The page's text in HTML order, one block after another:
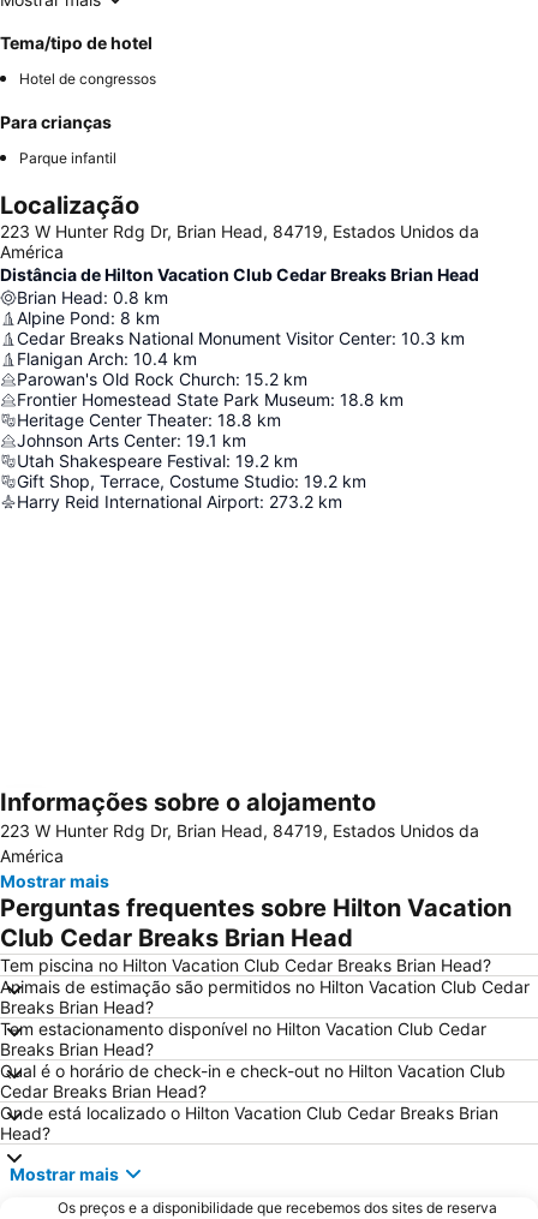
Tema/tipo de hotel
Hotel de congressos
Para crianças
Parque infantil
Localização
223 W Hunter Rdg Dr, Brian Head, 84719, Estados Unidos da
América
Distância de Hilton Vacation Club Cedar Breaks Brian Head
Brian Head: 0.8 km
Alpine Pond: 8 km
Cedar Breaks National Monument Visitor Center: 10.3 km
Flanigan Arch: 10.4 km
Parowan's Old Rock Church: 15.2 km
Frontier Homestead State Park Museum: 18.8 km
Heritage Center Theater: 18.8 km
Johnson Arts Center: 19.1 km
Utah Shakespeare Festival: 19.2 km
Gift Shop, Terrace, Costume Studio: 19.2 km
Harry Reid International Airport: 273.2 km
Ampliar mapa
Informações sobre o alojamento
223 W Hunter Rdg Dr, Brian Head, 84719, Estados Unidos da
América
Mostrar mais
Perguntas frequentes sobre Hilton Vacation
Club Cedar Breaks Brian Head
Tem piscina no Hilton Vacation Club Cedar Breaks Brian Head?
Animais de estimação são permitidos no Hilton Vacation Club Cedar
Breaks Brian Head?
Tem estacionamento disponível no Hilton Vacation Club Cedar
Breaks Brian Head?
Qual é o horário de check-in e check-out no Hilton Vacation Club
Cedar Breaks Brian Head?
Onde está localizado o Hilton Vacation Club Cedar Breaks Brian
Head?
Mostrar mais
Os preços e a disponibilidade que recebemos dos sites de reserva